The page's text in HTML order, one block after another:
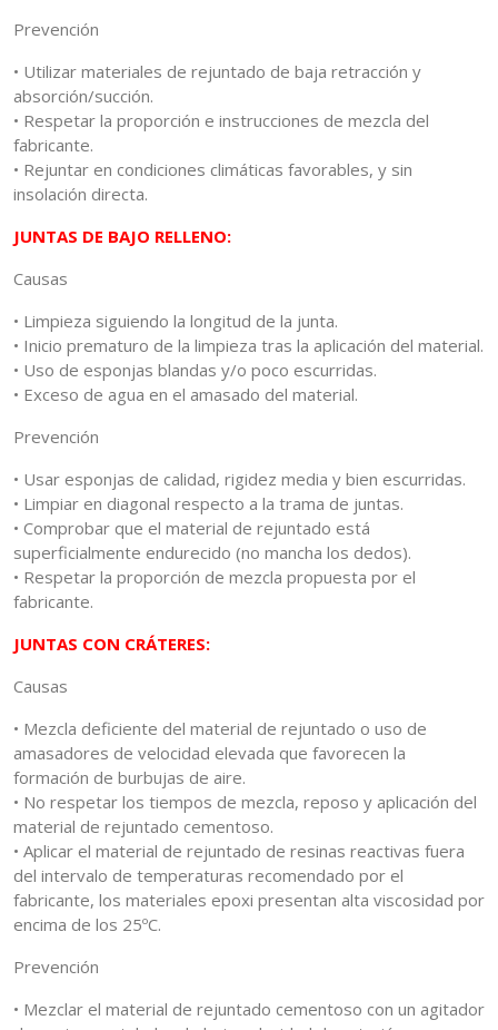
Prevención
• Utilizar materiales de rejuntado de baja retracción y
absorción/succión.
• Respetar la proporción e instrucciones de mezcla del
fabricante.
• Rejuntar en condiciones climáticas favorables, y sin
insolación directa.
JUNTAS DE BAJO RELLENO:
Causas
• Limpieza siguiendo la longitud de la junta.
• Inicio prematuro de la limpieza tras la aplicación del material.
• Uso de esponjas blandas y/o poco escurridas.
• Exceso de agua en el amasado del material.
Prevención
• Usar esponjas de calidad, rigidez media y bien escurridas.
• Limpiar en diagonal respecto a la trama de juntas.
• Comprobar que el material de rejuntado está
superficialmente endurecido (no mancha los dedos).
• Respetar la proporción de mezcla propuesta por el
fabricante.
JUNTAS CON CRÁTERES:
Causas
• Mezcla deficiente del material de rejuntado o uso de
amasadores de velocidad elevada que favorecen la
formación de burbujas de aire.
• No respetar los tiempos de mezcla, reposo y aplicación del
material de rejuntado cementoso.
• Aplicar el material de rejuntado de resinas reactivas fuera
del intervalo de temperaturas recomendado por el
fabricante, los materiales epoxi presentan alta viscosidad por
encima de los 25ºC.
Prevención
• Mezclar el material de rejuntado cementoso con un agitador